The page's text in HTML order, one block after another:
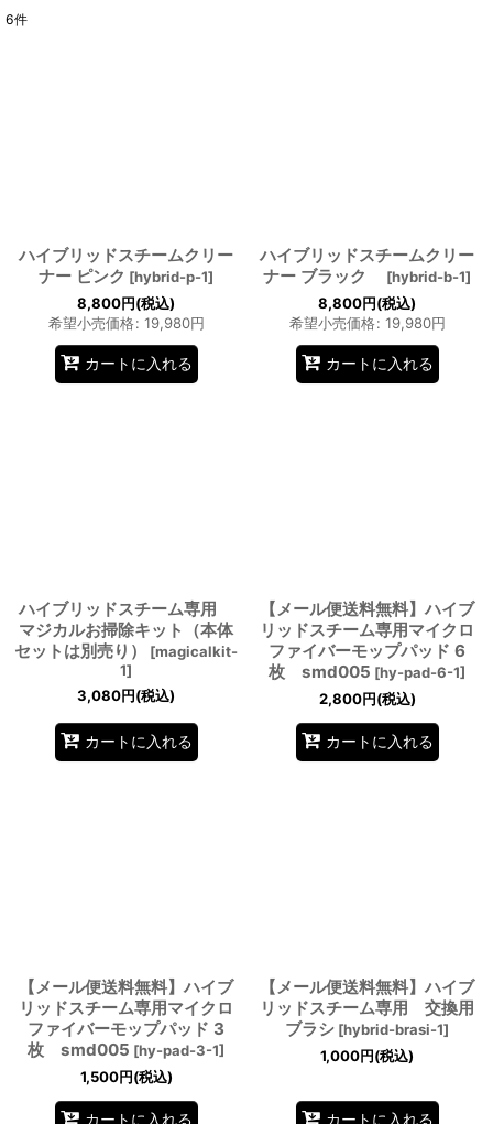
6件
ハイブリッドスチームクリー
ナー ピンク [hybrid-p-1]
8,800円(税込)
希望小売価格: 19,980円
カートに入れる
ハイブリッドスチームクリー
ナー ブラック
[hybrid-b-1]
8,800円(税込)
希望小売価格: 19,980円
カートに入れる
ハイブリッドスチーム専用
マジカルお掃除キット（本体
セットは別売り）
[magicalkit-
1]
3,080円(税込)
カートに入れる
【メール便送料無料】ハイブ
リッドスチーム専用マイクロ
ファイバーモップパッド 6
枚 smd005 [hy-pad-6-1]
2,800円(税込)
カートに入れる
【メール便送料無料】ハイブ
リッドスチーム専用マイクロ
ファイバーモップパッド 3
枚 smd005 [hy-pad-3-1]
1,500円(税込)
カートに入れる
【メール便送料無料】ハイブ
リッドスチーム専用 交換用
ブラシ [hybrid-brasi-1]
1,000円(税込)
カートに入れる